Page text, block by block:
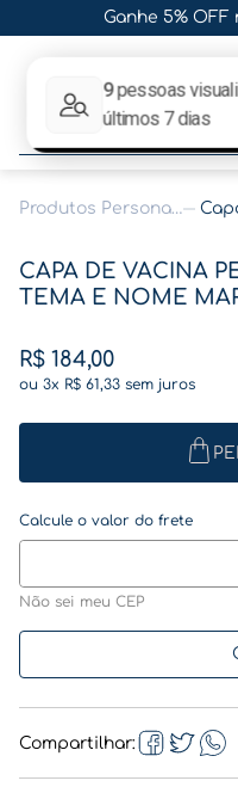
Ganhe 5%
O que procura hoje?
1º
folha
Produtos Personalizados
CAPA DE VACINA
TEMA E NOME
R$ 184,00
ou 3x R$ 61,33 sem juros
Não sei meu CEP
Compartilhar